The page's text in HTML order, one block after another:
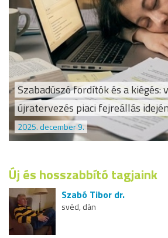
Szabadúszó fordítók és a kiégés:
újratervezés piaci fejreállás
2025. december 9.
Új és hosszabbító tagjaink
Szabó Tibor dr.
svéd, dán